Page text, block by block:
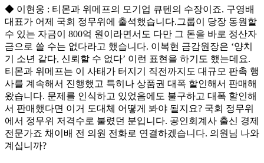
◆ 이현웅 : 티몬과 위메프의 모기업 큐텐의 수장이죠. 구영배
대표가 어제 국회 정무위에 출석했습니다.그룹이 당장 동원할
수 있는 자금이 800억 원이라면서도 다만 그 돈을 바로 정산자
금으로 쓸 수는 없다라고 했습니다. 이복현 금감원장은 ‘양치
기 소년 같다, 신뢰할 수 없다’ 이런 표현을 하기도 했는데요.
티몬과 위메프는 이 사태가 터지기 직전까지도 대규모 판촉 행
사를 계속해서 진행했고 특히나 상품권 대폭 할인해서 판매해
왔습니다. 문제를 인식하고 있었음에도 불구하고 대폭 할인해
서 판매했다면 이거 도대체 어떻게 봐야 될지요? 국회 정무위
에서 정무위 저격수로 불렸던 분입니다. 공인회계사 출신 경제
전문가죠 채이배 전 의원 전화로 연결하겠습니다. 의원님 나와
계십니까?